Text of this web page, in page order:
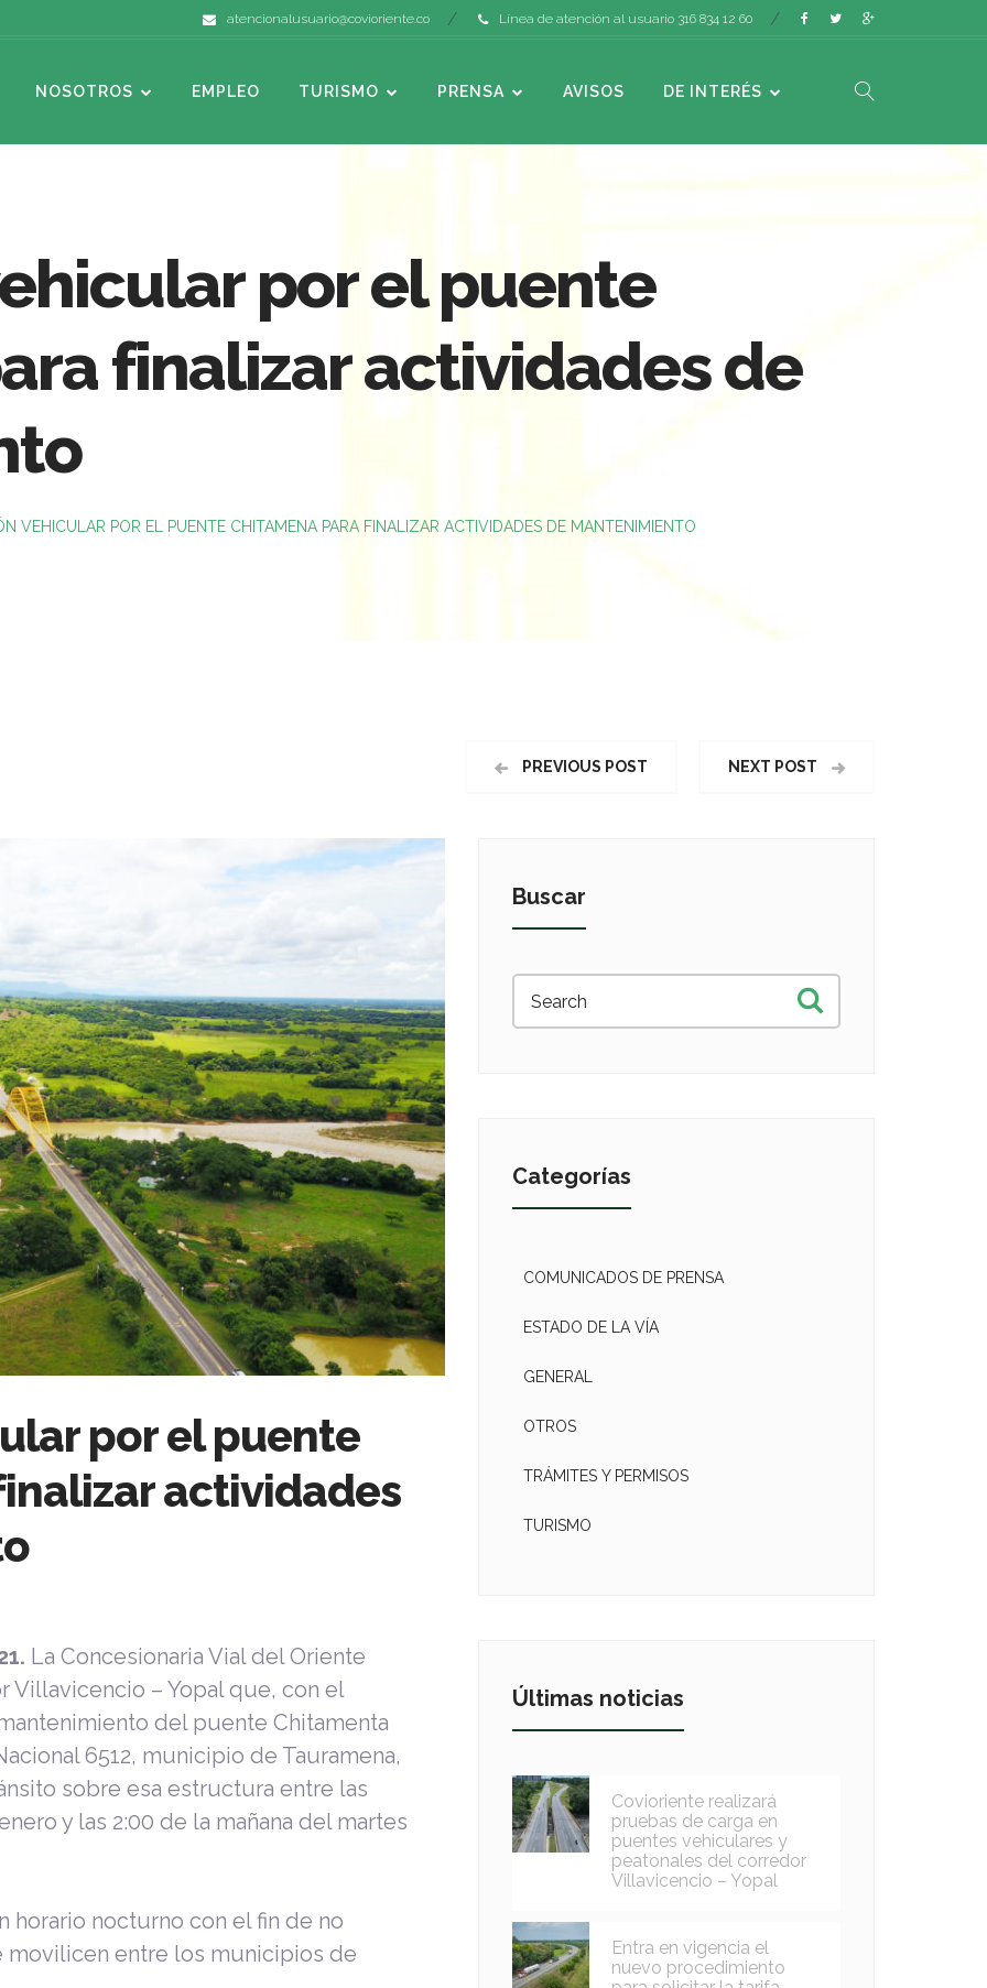
atencionalusuario@covioriente.co Línea de atención al usuario 316 834 12 60
NOSOTROS EMPLEO TURISMO PRENSA AVISOS DE INTERÉS
por el puente
finalizar actividades de
VEHICULAR POR EL PUENTE CHITAMENA PARA FINALIZAR ACTIVIDADES DE MANTENIMIENTO
PREVIOUS POST NEXT POST
por el puente
actividades
La Concesionaria Vial del Oriente
Villavicencio – Yopal que, con el
del puente Chitamenta
6512, municipio de Tauramena,
sobre esa estructura entre las
y las 2:00 de la mañana del martes
horario nocturno con el fin de no
movilicen entre los municipios de
Buscar
Categorías
COMUNICADOS DE PRENSA
ESTADO DE LA VÍA
GENERAL
OTROS
TRÁMITES Y PERMISOS
TURISMO
Últimas noticias
Covioriente realizará
pruebas de carga en
puentes vehiculares y
peatonales del corredor
Villavicencio – Yopal
Entra en vigencia el
nuevo procedimiento